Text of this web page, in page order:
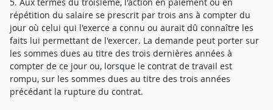
répétition du salaire se prescrit par trois ans à compter du
jour où celui qui l'exerce a connu ou aurait dû connaître les
faits lui permettant de l'exercer. La demande peut porter sur
les sommes dues au titre des trois dernières années à
compter de ce jour ou, lorsque le contrat de travail est
rompu, sur les sommes dues au titre des trois années
précédant la rupture du contrat.